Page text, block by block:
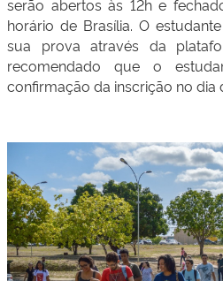
serão abertos às 12h e
horário de Brasília. O
sua prova através da
recomendado que o
confirmação da inscrição no dia